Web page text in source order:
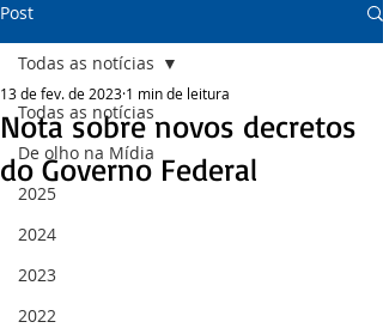
Post
Todas as notícias
De olho na Mídia
2025
2024
2023
2022
Todas as notícias
Nota sobre novos decretos
do Governo Federal
13 de fev. de 2023 1 min de leitura